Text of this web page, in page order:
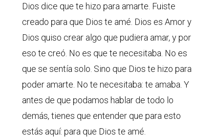
Dios dice que te hizo para amarte. Fuiste
creado para que Dios te amé. Dios es Amor y
Dios quiso crear algo que pudiera amar, y por
eso te creó. No es que te necesitaba. No es
que se sentía solo. Sino que Dios te hizo para
poder amarte. No te necesitaba: te amaba. Y
antes de que podamos hablar de todo lo
demás, tienes que entender que para esto
estás aquí: para que Dios te amé.